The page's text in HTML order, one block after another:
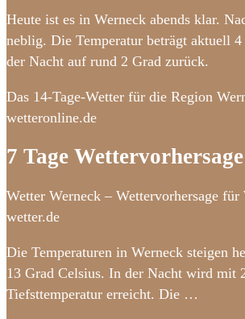
Heute ist es in Werneck abends klar.
neblig. Die Temperatur beträgt aktuell
der Nacht auf rund 2 Grad zurück.
Das 14-Tage-Wetter für die Region
wetteronline.de
7 Tage
Wetter Werneck – Wettervorhersage für
wetter.de
Die Temperaturen in Werneck steigen
13 Grad Celsius. In der Nacht wird mit
Tiefsttemperatur erreicht. Die …